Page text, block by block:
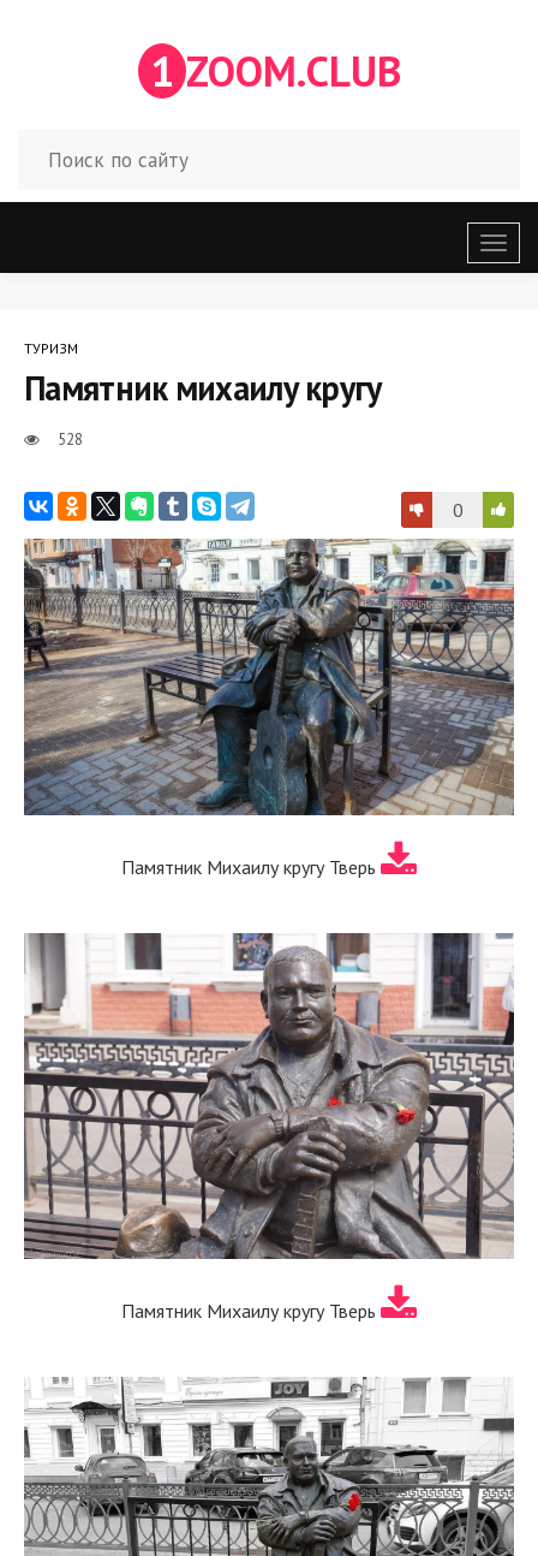
1 ZOOM.CLUB
меню
ТУРИЗМ
Памятник михаилу кругу
528
0
Памятник Михаилу кругу Тверь
Памятник Михаилу кругу Тверь